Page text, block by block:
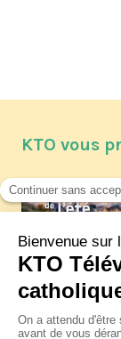
KTO vous